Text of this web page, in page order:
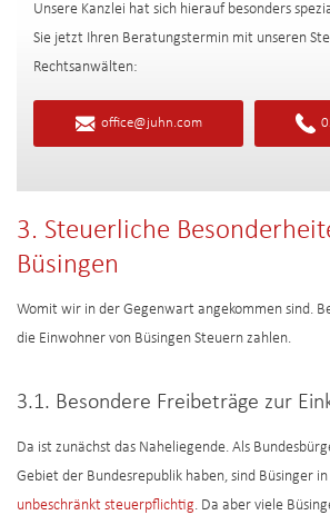
Unsere Kanzlei hat sich hierauf besonders
Sie jetzt Ihren Beratungstermin mit unseren
Rechtsanwälten:
office@juhn.com
3. Steuerliche
Büsingen
Womit wir in der Gegenwart angekommen sind.
die Einwohner von Büsingen Steuern zahlen.
3.1. Besondere Freibeträge zur
Da ist zunächst das Naheliegende. Als
Gebiet der Bundesrepublik haben, sind Büsinger
unbeschränkt steuerpflichtig. Da aber viele